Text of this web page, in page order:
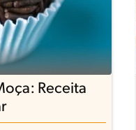
Receita